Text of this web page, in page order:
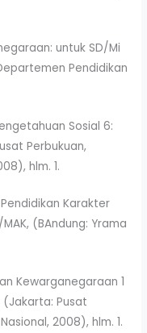
untuk SD/Mi
Pendidikan
Sosial 6:
Perbukuan,
hlm. 1.
Karakter
(BAndung: Yrama
Kewarganegaraan 1
(Jakarta: Pusat
2008), hlm. 1.